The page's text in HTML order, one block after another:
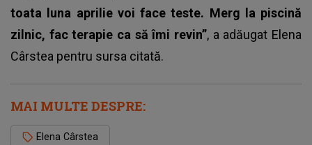
toata luna aprilie voi face teste. Merg la piscină
zilnic, fac terapie ca să îmi revin”, a adăugat Elena
Cârstea pentru sursa citată.
MAI MULTE DESPRE:
Elena Cârstea